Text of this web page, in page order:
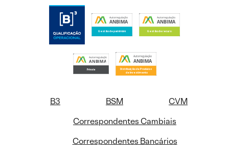
B3 BSM
CVM
Correspondentes Cambiais
Correspondentes Bancários